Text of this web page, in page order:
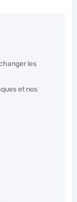
les
et nos